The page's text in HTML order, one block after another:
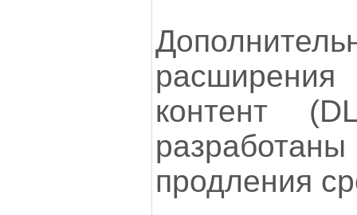
расширения
контент
продления